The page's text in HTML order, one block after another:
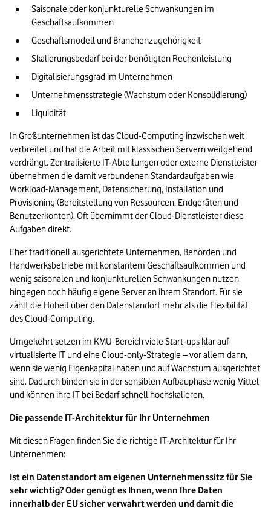
Saisonale oder konjunkturelle Schwankungen im
Geschäftsaufkommen
Geschäftsmodell und Branchenzugehörigkeit
Skalierungsbedarf bei der benötigten Rechenleistung
Digitalisierungsgrad im Unternehmen
Unternehmensstrategie (Wachstum oder Konsolidierung)
Liquidität
In Großunternehmen ist das Cloud-Computing inzwischen weit
verbreitet und hat die Arbeit mit klassischen Servern weitgehend
verdrängt. Zentralisierte IT-Abteilungen oder externe Dienstleister
übernehmen die damit verbundenen Standardaufgaben wie
Workload-Management, Datensicherung, Installation und
Provisioning (Bereitstellung von Ressourcen, Endgeräten und
Benutzerkonten). Oft übernimmt der Cloud-Dienstleister diese
Aufgaben direkt.
Eher traditionell ausgerichtete Unternehmen, Behörden und
Handwerksbetriebe mit konstantem Geschäftsaufkommen und
wenig saisonalen und konjunkturellen Schwankungen nutzen
hingegen noch häufig eigene Server an ihrem Standort. Für sie
zählt die Hoheit über den Datenstandort mehr als die Flexibilität
des Cloud-Computing.
Umgekehrt setzen im KMU-Bereich viele Start-ups klar auf
virtualisierte IT und eine Cloud-only-Strategie – vor allem dann,
wenn sie wenig Eigenkapital haben und auf Wachstum ausgerichtet
sind. Dadurch binden sie in der sensiblen Aufbauphase wenig Mittel
und können ihre IT bei Bedarf schnell hochskalieren.
Die passende IT-Architektur für Ihr Unternehmen
Mit diesen Fragen finden Sie die richtige IT-Architektur für Ihr
Unternehmen:
Ist ein Datenstandort am eigenen Unternehmenssitz für Sie
sehr wichtig? Oder genügt es Ihnen, wenn Ihre Daten
innerhalb der EU sicher verwahrt werden und damit die